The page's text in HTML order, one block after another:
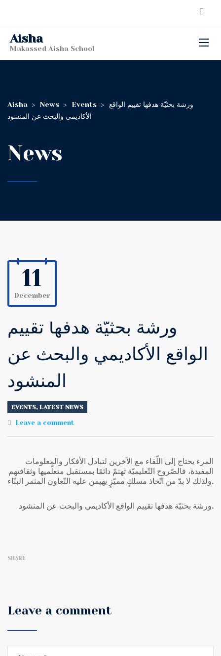
Aisha
Makassed Aisha School
Aisha > News > Events >
ورشة بحثيّة هدفها تقييم الواقع
الأكاديمي والبحث عن المنشود
News
11
December
ورشة بحثيّة هدفها تقييم
الواقع الأكاديمي والبحث عن
المنشود
EVENTS, LATEST NEWS
Leave a comment
المرء يحتاج إلى اللّقاء مع الآخرين لتبادل الأفكار والمعلومات
المفيدة، فالصّروح التّعليميّة تهتمّ دائمًا بمستقبل متعلّميها وثقافتهم
ولذلك لا بدّ من اتّخاذ مسلكٍ مميّزٍ يهيمن عليه التّعاون المثمر البنّاء.
ورشة بحثيّة هدفها تقييم الواقع الأكاديمي والبحث عن المنشود.
SHARE
Leave a comment